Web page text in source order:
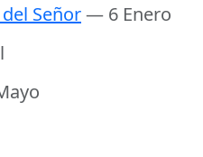
Señor— 6 Enero